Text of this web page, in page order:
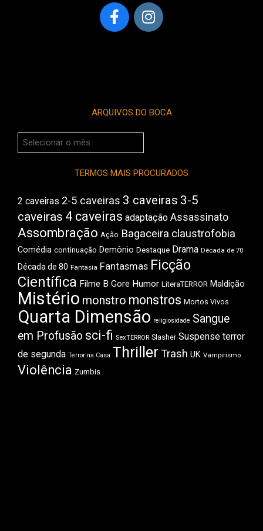
ARQUIVOS DO BOCA
Arquivos
do
TERMOS MAIS PROCURADOS
2 caveiras 2-5 caveiras 3 caveiras 3-5
caveiras 4 caveiras adaptação Assassinato
Assombração Ação Bagaceira claustrofobia
Comédia continuação Demônio Destaque Drama Década de 70
Década de 80 Fantasia Fantasmas Ficção
Científica Filme B Gore Humor LiteraTERROR Maldição
Mistério monstro monstros Mortos Vivos
Quarta Dimensão religiosidade Sangue
em Profusão sci-fi SexTERROR Slasher Suspense terror
de segunda Terror na Casa ThrillerTrash UK Vampirismo
Violência Zumbis